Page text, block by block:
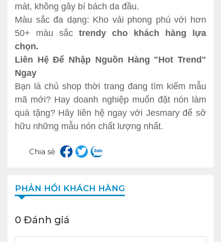
mát, không gây bí bách da đầu.
Màu sắc đa dạng: Kho vải phong phú với hơn
50+ màu sắc trendy cho khách hàng lựa
chọn.
Liên Hệ Để Nhập Nguồn Hàng "Hot Trend"
Ngay
Bạn là chủ shop thời trang đang tìm kiếm mẫu
mã mới? Hay doanh nghiệp muốn đặt nón làm
quà tặng? Hãy liên hệ ngay với Jesmary để sở
hữu những mẫu nón chất lượng nhất.
Chia sẻ
PHẢN HỒI KHÁCH HÀNG
0 Đánh giá